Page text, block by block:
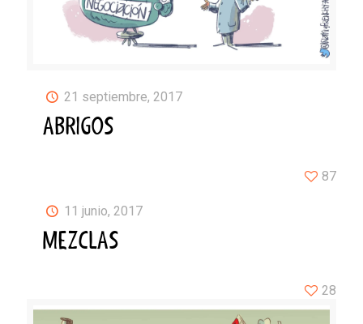
21 septiembre, 2017
ABRIGOS
11 junio, 2017
MEZCLAS
87
28